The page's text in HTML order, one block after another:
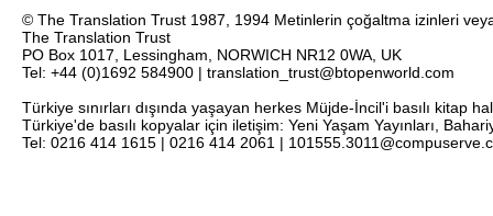
© The Translation Trust 1987, 1994 Metinlerin çoğaltma izinleri
The Translation Trust
PO Box 1017, Lessingham, NORWICH NR12 0WA, UK
Tel: +44 (0)1692 584900 | translation_trust@btopenworld.com
Türkiye sınırları dışında yaşayan herkes Müjde-İncil'i basılı
Türkiye'de basılı kopyalar için iletişim: Yeni Yaşam Yayınları,
Tel: 0216 414 1615 | 0216 414 2061 |